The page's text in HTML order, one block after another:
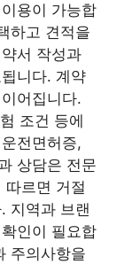
용이 가능합
하고 견적을
서 작성과
니다. 계약
어집니다.
조건 등에
전면허증,
상담은 전문
르면 거절
지역과 브랜
인이 필요합
주의사항을